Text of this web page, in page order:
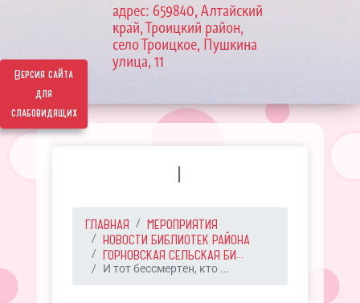
Версия сайта
для
слабовидящих
адрес: 659840, Алтайский
край, Троицкий район,
село Троицкое, Пушкина
улица, 11
I
ГЛАВНАЯ
МЕРОПРИЯТИЯ
НОВОСТИ БИБЛИОТЕК РАЙОНА
ГОРНОВСКАЯ СЕЛЬСКАЯ БИ...
И тот бессмертен, кто ...